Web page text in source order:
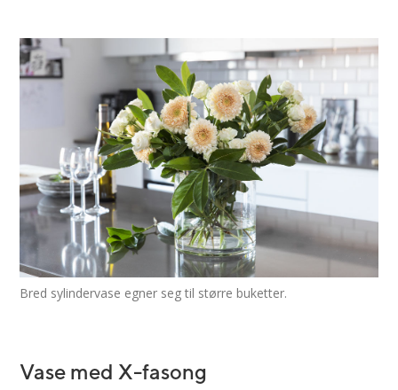
Bred sylindervase egner seg til større buketter.
Vase med X-fasong